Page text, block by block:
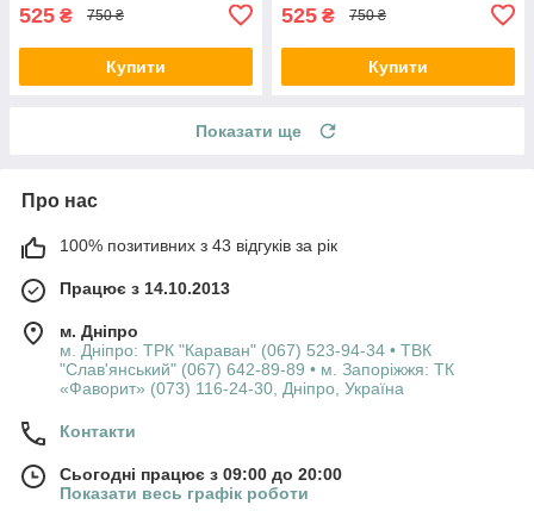
525 ₴ 750 ₴
Купити
525 ₴ 750 ₴
Купити
Показати ще
Про нас
100% позитивних з 43 відгуків за рік
Працює з 14.10.2013
м. Дніпро
м. Дніпро: ТРК "Караван" (067) 523-94-34 • ТВК
"Слав'янський" (067) 642-89-89 • м. Запоріжжя: ТК
«Фаворит» (073) 116-24-30, Дніпро, Україна
Контакти
Сьогодні працює з 09:00 до 20:00
Показати весь графік роботи